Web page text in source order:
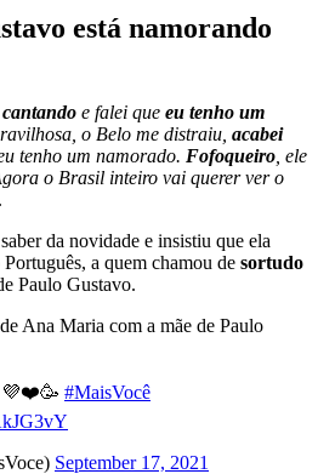
está namorando
cantando e falei que eu tenho um
o Belo me distraiu, acabei
tenho um namorado. Fofoqueiro , ele
o Brasil inteiro vai querer ver o
da novidade e insistiu que ela
a quem chamou de sortudo
Paulo Gustavo.
Ana Maria com a mãe de Paulo
💜❤️🥳 #MaisVocê
September 17, 2021